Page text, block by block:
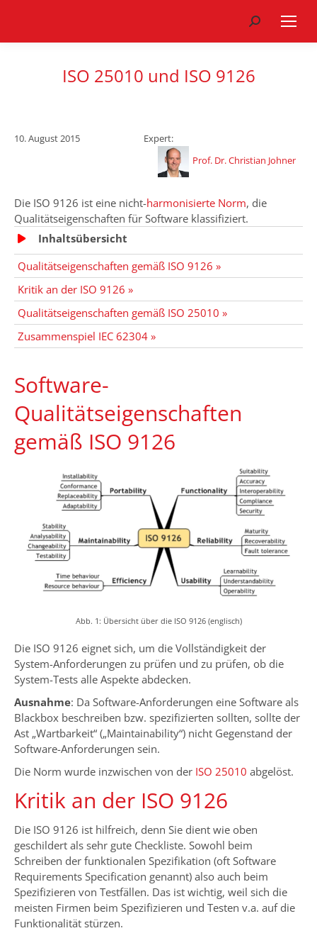
Search:
ISO 25010 und ISO 9126
10. August 2015
Expert:
Prof. Dr. Christian Johner
Die ISO 9126 ist eine nicht-harmonisierte Norm, die
Qualitätseigenschaften für Software klassifiziert.
Inhaltsübersicht
Qualitätseigenschaften gemäß ISO 9126 »
Kritik an der ISO 9126 »
Qualitätseigenschaften gemäß ISO 25010 »
Zusammenspiel IEC 62304 »
Software-
Qualitätseigenschaften
gemäß ISO 9126
Abb. 1: Übersicht über die ISO 9126 (englisch)
Die ISO 9126 eignet sich, um die Vollständigkeit der
System-Anforderungen zu prüfen und zu prüfen, ob die
System-Tests alle Aspekte abdecken.
Ausnahme: Da Software-Anforderungen eine Software als
Blackbox beschreiben bzw. spezifizierten sollten, sollte der
Ast „Wartbarkeit“ („Maintainability“) nicht Gegenstand der
Software-Anforderungen sein.
Die Norm wurde inzwischen von der ISO 25010 abgelöst.
Kritik an der ISO 9126
Die ISO 9126 ist hilfreich, denn Sie dient wie oben
geschildert als sehr gute Checkliste. Sowohl beim
Schreiben der funktionalen Spezifikation (oft Software
Requirements Specification genannt) also auch beim
Spezifizieren von Testfällen. Das ist wichtig, weil sich die
meisten Firmen beim Spezifizieren und Testen v.a. auf die
Funktionalität stürzen.